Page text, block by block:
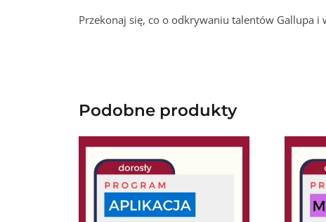
Przekonaj się, co o odkrywaniu talentów Gallupa
Podobne produkty